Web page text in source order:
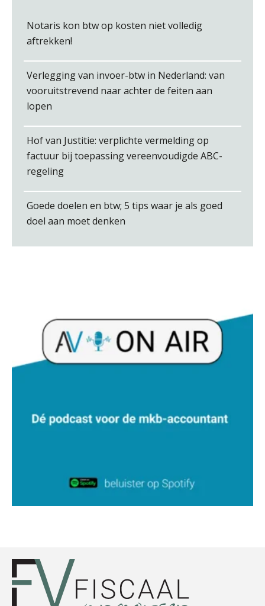
Hans Geuns
Herman van Kesteren
Notaris kon btw op kosten niet volledig
aftrekken!
Verlegging van invoer-btw in Nederland: van
vooruitstrevend naar achter de feiten aan
lopen
Hof van Justitie: verplichte vermelding op
factuur bij toepassing vereenvoudigde ABC-
regeling
Goede doelen en btw; 5 tips waar je als goed
doel aan moet denken